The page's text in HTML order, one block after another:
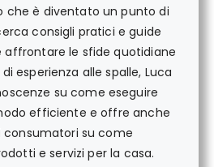
che è diventato un punto di
consigli pratici e guide
le sfide quotidiane
esperienza alle spalle, Luca
su come eseguire
efficiente e offre anche
consumatori su come
e servizi per la casa.